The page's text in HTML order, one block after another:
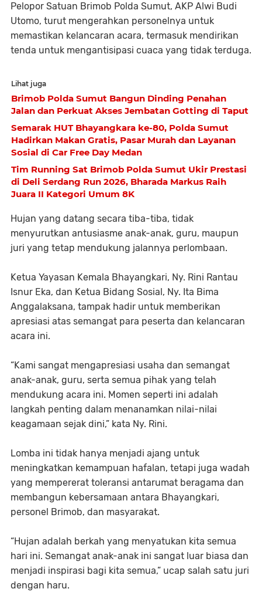
Pelopor Satuan Brimob Polda Sumut, AKP Alwi Budi
Utomo, turut mengerahkan personelnya untuk
memastikan kelancaran acara, termasuk mendirikan
tenda untuk mengantisipasi cuaca yang tidak terduga.
Lihat juga
Brimob Polda Sumut Bangun Dinding Penahan
Jalan dan Perkuat Akses Jembatan Gotting di Taput
Semarak HUT Bhayangkara ke-80, Polda Sumut
Hadirkan Makan Gratis, Pasar Murah dan Layanan
Sosial di Car Free Day Medan
Tim Running Sat Brimob Polda Sumut Ukir Prestasi
di Deli Serdang Run 2026, Bharada Markus Raih
Juara II Kategori Umum 8K
Hujan yang datang secara tiba-tiba, tidak
menyurutkan antusiasme anak-anak, guru, maupun
juri yang tetap mendukung jalannya perlombaan.
Ketua Yayasan Kemala Bhayangkari, Ny. Rini Rantau
Isnur Eka, dan Ketua Bidang Sosial, Ny. Ita Bima
Anggalaksana, tampak hadir untuk memberikan
apresiasi atas semangat para peserta dan kelancaran
acara ini.
“Kami sangat mengapresiasi usaha dan semangat
anak-anak, guru, serta semua pihak yang telah
mendukung acara ini. Momen seperti ini adalah
langkah penting dalam menanamkan nilai-nilai
keagamaan sejak dini,” kata Ny. Rini.
Lomba ini tidak hanya menjadi ajang untuk
meningkatkan kemampuan hafalan, tetapi juga wadah
yang mempererat toleransi antarumat beragama dan
membangun kebersamaan antara Bhayangkari,
personel Brimob, dan masyarakat.
“Hujan adalah berkah yang menyatukan kita semua
hari ini. Semangat anak-anak ini sangat luar biasa dan
menjadi inspirasi bagi kita semua,” ucap salah satu juri
dengan haru.